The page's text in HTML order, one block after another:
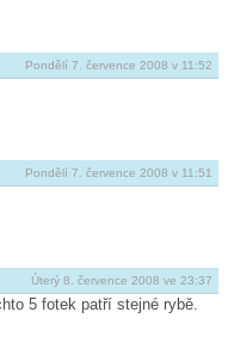
Pondělí 7. července 2008 v 11:52
Pondělí 7. července 2008 v 11:51
Úterý 8. července 2008 ve 23:37
5 fotek patří stejné rybě.